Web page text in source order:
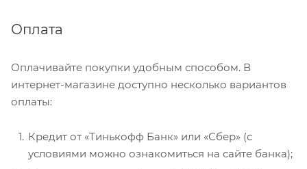
Оплата
Оплачивайте покупки удобным способом. В
интернет-магазине доступно несколько вариантов
оплаты:
Кредит от «Тинькофф Банк» или «Сбер» (с
условиями можно ознакомиться на сайте банка);